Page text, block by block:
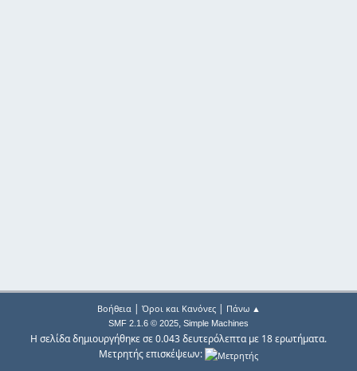
Βοήθεια| Όροι και Κανόνες| Πάνω ▲
SMF 2.1.6 © 2025, Simple Machines
Η σελίδα δημιουργήθηκε σε 0.043 δευτερόλεπτα με 18 ερωτήματα.
Μετρητής επισκέψεων: